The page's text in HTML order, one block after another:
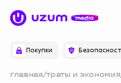
Покупки
главная/траты и экономия